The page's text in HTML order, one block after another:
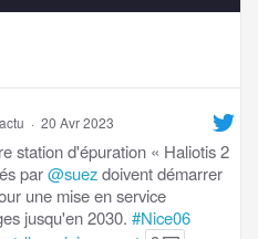
· 20 Avr 2023
station d'épuration « Haliotis 2
par@suezdoivent démarrer
une mise en service
jusqu'en 2030. #Nice06